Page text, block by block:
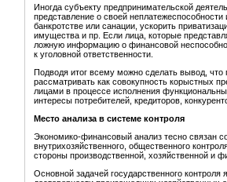
Иногда субъекту предпринимательской
представление о своей
банкротстве или санации, ускорить
имущества и пр. Если лица, которые
ложную информацию о финансовой
к уголовной ответственности.
Подводя итог всему можно сделать вывод, что
рассматривать как совокупность корыстных
лицами в процессе исполнения
интересы потребителей, кредиторов,
Место анализа в системе контроля
Экономико-финансовый анализ тесно связан
внутрихозяйственного, общественного
стороны производственной, хозяйственной и
Основной задачей государственного контроля